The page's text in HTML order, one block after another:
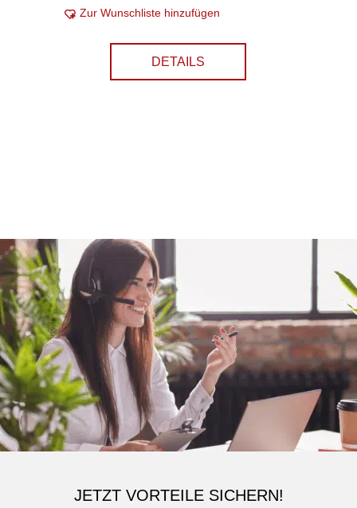
Zur Wunschliste hinzufügen
DETAILS
JETZT VORTEILE SICHERN!